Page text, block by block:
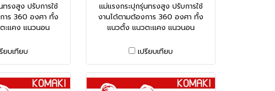
ทรงสูง ปรับการใช้
าร 360 องศา ทั้ง
ะแคง แนวนอน
ยบเทียบ
แม่แรงกระปุกรุ่นทรงสูง ปรับการใช้
งานได้ตามต้องการ 360 องศา ทั้ง
แนวตั้ง แนวตะแคง แนวนอน
เปรียบเทียบ